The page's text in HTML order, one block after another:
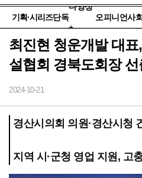
기획·시리즈단독
다양성
+
오피니언사회
최진현 청운개발 대
설협회 경북도회장 선
2024-10-21
경산시의회 의원·경산시청
지역 시·군청 영업 지원, 고